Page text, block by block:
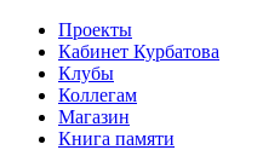
Проекты
Кабинет Курбатова
Клубы
Коллегам
Магазин
Книга памяти